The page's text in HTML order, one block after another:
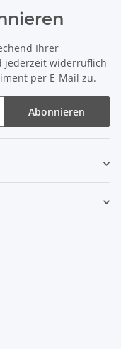
Ihrer
jederzeit widerruflich
per E-Mail zu.
Abonnieren